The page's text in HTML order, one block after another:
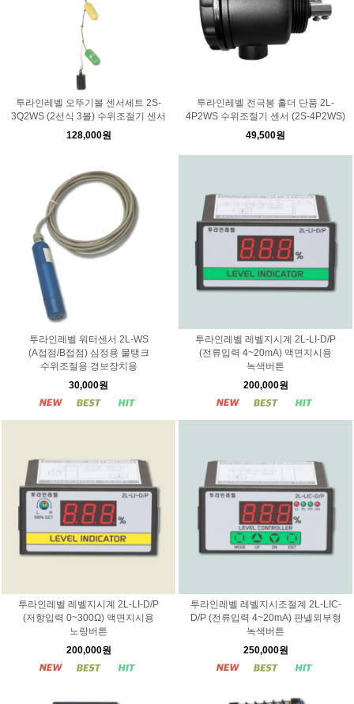
투라인레벨 오뚜기볼 센서세트 2S-
3Q2WS (2선식 3볼) 수위조절기 센서
128,000원
투라인레벨 전극봉 홀더 단품 2L-
4P2WS 수위조절기 센서 (2S-4P2WS)
49,500원
투라인레벨 워터센서 2L-WS
(A접점/B접점) 심정용 물탱크
수위조절용 경보장치용
30,000원
투라인레벨 레벨지시계 2L-LI-D/P
(전류입력 4~20mA) 액면지시용
녹색버튼
200,000원
투라인레벨 레벨지시계 2L-LI-D/P
(저항입력 0~300Ω) 액면지시용
노랑버튼
200,000원
투라인레벨 레벨지시조절계 2L-LIC-
D/P (전류입력 4~20mA) 판넬외부형
녹색버튼
250,000원